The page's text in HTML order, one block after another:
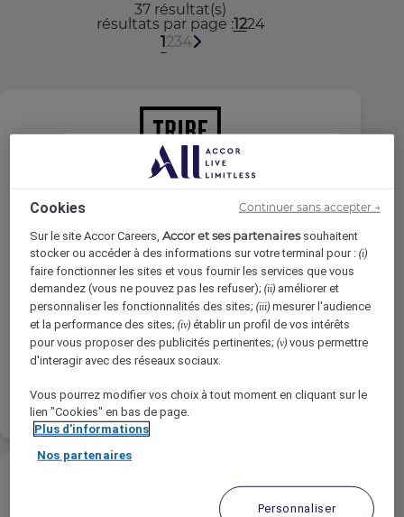
37 résultat(s)
1234
résultats par page 1224
Paris Clichy (H/F/X)
TRIBE Paris Clichy, Clichy, France
Temps Complet
Hébergement
plus
présélection
Cookies
Sur le site Accor Careers,Accor et ses partenairessouhaitent
stocker ou accéder à des informations sur votre terminal pour :(i)
faire fonctionner les sites et vous fournir les services que vous
demandez (vous ne pouvez pas les refuser);(ii) améliorer et
personnaliser les fonctionnalités des sites;(iii) mesurer l'audience
et la performance des sites;(iv) établir un profil de vos intérêts
pour vous proposer des publicités pertinentes;(v) vous permettre
d'interagir avec des réseaux sociaux.
Vous pourrez modifier vos choix à tout moment en cliquant sur le
lien "Cookies" en bas de page.
Plus d'informations
Nos partenaires
Personnaliser
Continuer sans accepter →